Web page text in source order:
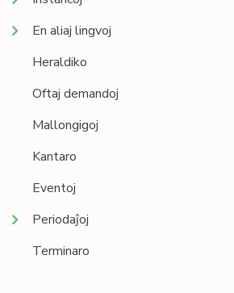
En aliaj lingvoj
Heraldiko
Oftaj demandoj
Mallongigoj
Kantaro
Eventoj
Periodaĵoj
Terminaro